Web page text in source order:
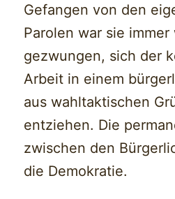
Gefangen von den
Parolen war sie immer
gezwungen, sich der
Arbeit in einem
aus wahltaktischen
entziehen. Die
zwischen den
die Demokratie.